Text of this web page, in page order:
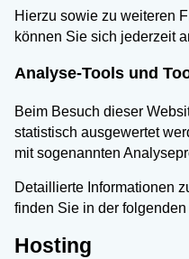
Hierzu sowie zu weiteren
können Sie sich jederzeit
Analyse-Tools und
Beim Besuch dieser
statistisch ausgewertet
mit sogenannten
Detaillierte Informationen
finden Sie in der
Hosting